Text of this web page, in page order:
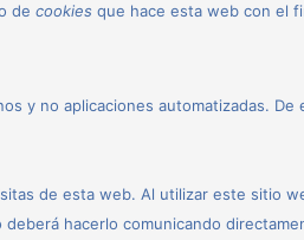
decookies que hace esta web con el
y no aplicaciones automatizadas.
de esta web. Al utilizar este sitio
hacerlo comunicando